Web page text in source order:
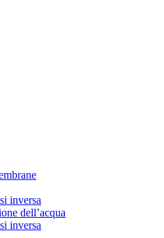
inversa
dell’acqua
inversa